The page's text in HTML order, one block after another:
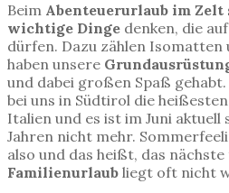
Beim Abenteuerurlaub im Zelt
wichtige Dinge denken, die
dürfen. Dazu zählen Isomatten
haben unsere
und dabei großen Spaß
bei uns in Südtirol die
Italien und es ist im Juni aktuell
Jahren nicht mehr.
also und das heißt, das
Familienurlaub liegt oft nicht